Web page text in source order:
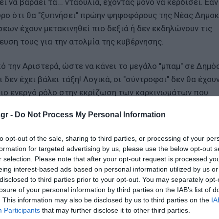
- Do Not Process My Personal Information
opt-out of the sale, sharing to third parties, or processing of your
for targeted advertising by us, please use the below opt-out
selection. Please note that after your opt-out request is processed
interest-based ads based on personal information utilized by us
to third parties prior to your opt-out. You may separately
of your personal information by third parties on the IAB’s list of
This information may also be disclosed by us to third parties on the
Participants that may further disclose it to other third parties.
βαράει τα... νταούλια, έχοντας μόνο να κερδίσει. Εάν
ότι θα "ξυπνήσει" πρώην ψηφοφόρους της Νέας
έχουν μετακινηθεί πιο δεξιά ή δεν εκδηλώνουν τις
τους για την ατολμία της κυβέρνησης.
την Αριστερά, ώστε να κάνει το μεγάλο "μπαμ" σε
έχει βάλει τάξη! Λογικά, οι "σύντροφοι" δεν θα
ενεργό ρόλο στην εκρίζωση των καρκινωμάτων που
υπάρχει σε σχολές αρκετών πανεπιστημίων. Από την
να αξιολογηθεί, θεωρείται κάτι απόλυτα
ελεύθερους επαγγελματίες και τους μισθωτούς του
στο Δημόσιο, μόνο ψήφους θα φέρει στη Νέα
οι δηλώσεις του κυβερνητικού εκπροσώπου Παύλου
έχουν αποφασίσει να αφήσουν στην άκρη την
την Κεντροαριστερά. Η ...λογική του "κάνω ό,τι